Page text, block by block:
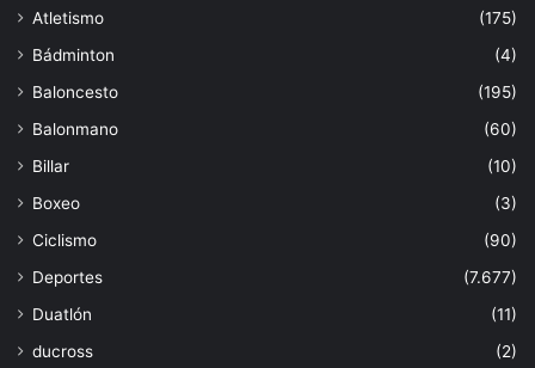
Atletismo
(175)
Bádminton
(4)
Baloncesto
(195)
Balonmano
(60)
Billar
(10)
Boxeo
(3)
Ciclismo
(90)
Deportes
(7.677)
Duatlón
(11)
ducross
(2)